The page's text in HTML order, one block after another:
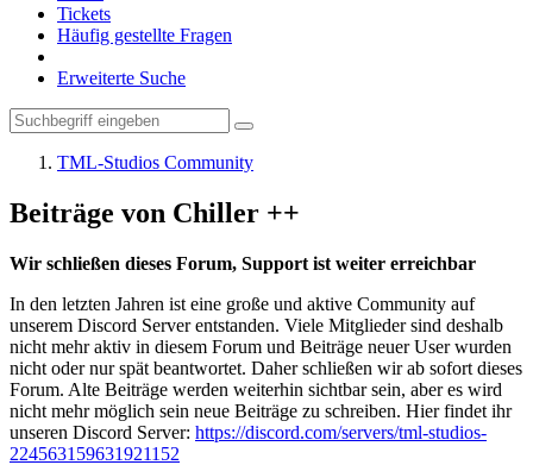
Tickets
Häufig gestellte Fragen
Erweiterte Suche
TML-Studios Community
Beiträge von Chiller ++
Wir schließen dieses Forum, Support ist weiter erreichbar
In den letzten Jahren ist eine große und aktive Community auf
unserem Discord Server entstanden. Viele Mitglieder sind deshalb
nicht mehr aktiv in diesem Forum und Beiträge neuer User wurden
nicht oder nur spät beantwortet. Daher schließen wir ab sofort dieses
Forum. Alte Beiträge werden weiterhin sichtbar sein, aber es wird
nicht mehr möglich sein neue Beiträge zu schreiben. Hier findet ihr
unseren Discord Server: https://discord.com/servers/tml-studios-
224563159631921152